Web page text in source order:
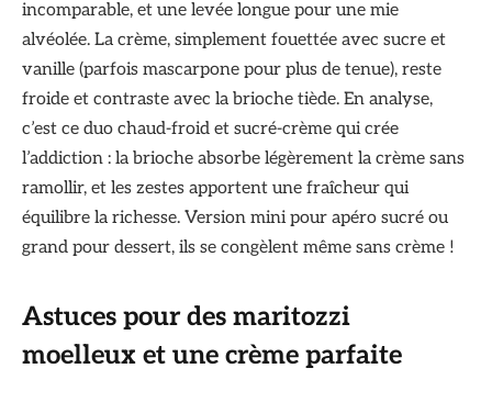
incomparable, et une levée longue pour une mie
alvéolée. La crème, simplement fouettée avec sucre et
vanille (parfois mascarpone pour plus de tenue), reste
froide et contraste avec la brioche tiède. En analyse,
c’est ce duo chaud-froid et sucré-crème qui crée
l’addiction : la brioche absorbe légèrement la crème sans
ramollir, et les zestes apportent une fraîcheur qui
équilibre la richesse. Version mini pour apéro sucré ou
grand pour dessert, ils se congèlent même sans crème !
Astuces pour des maritozzi
moelleux et une crème parfaite